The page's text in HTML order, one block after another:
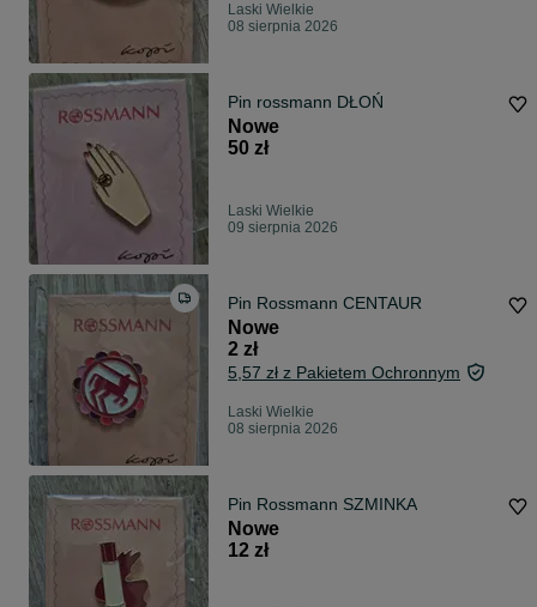
Laski Wielkie
08 sierpnia 2026
Pin rossmann DŁOŃ
Nowe
50 zł
Laski Wielkie
09 sierpnia 2026
Pin Rossmann CENTAUR
Nowe
2 zł
5,57 zł z Pakietem Ochronnym
Laski Wielkie
08 sierpnia 2026
Pin Rossmann SZMINKA
Nowe
12 zł